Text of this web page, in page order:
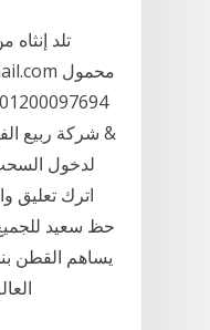
تلد
العالم من